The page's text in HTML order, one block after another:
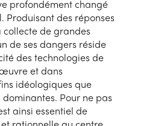
profondément changé
Produisant des réponses
de grandes
de ses dangers réside
des technologies de
et dans
idéologiques que
Pour ne pas
ainsi essentiel de